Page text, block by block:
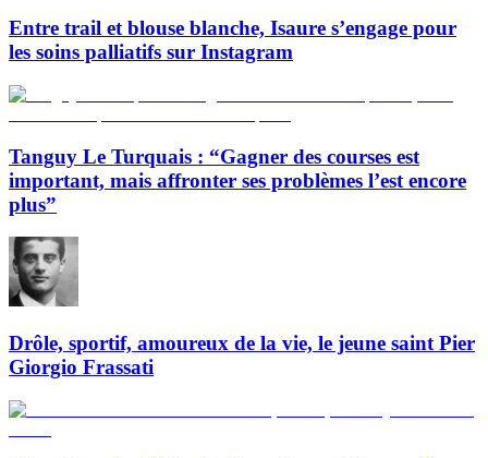
Entre trail et blouse blanche, Isaure s’engage pour
les soins palliatifs sur Instagram
Tanguy Le Turquais : “Gagner des courses est
important, mais affronter ses problèmes l’est encore
plus”
Drôle, sportif, amoureux de la vie, le jeune saint Pier
Giorgio Frassati